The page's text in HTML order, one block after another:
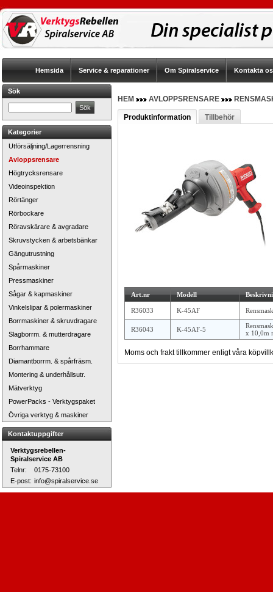
Hemsida Service & reparationer Om Spiralservice Kontakta
Sök
Kategorier
Utförsäljning/Lagerrensning
Avloppsrensare
Högtrycksrensare
Videoinspektion
Rörtänger
Rörbockare
Röravskärare & avgradare
Skruvstycken & arbetsbänkar
Gängutrustning
Spårmaskiner
Pressmaskiner
Sågar & kapmaskiner
Vinkelslipar & polermaskiner
Borrmaskiner & skruvdragare
Slagborrm. & mutterdragare
Borrhammare
Diamantborrm. & spårfräsm.
Montering & underhållsutr.
Mätverktyg
PowerPacks - Verktygspaket
Övriga verktyg & maskiner
Kontaktuppgifter
Verktygsrebellen-
Spiralservice AB
Telnr:
0175-73100
E-post: info@spiralservice.se
HEM AVLOPPSRENSARE
Produktinformation Tillbehör
Art.nr Modell
R36033 K-45AF
R36043 K-45AF-5
x 10,0m
Moms och frakt tillkommer enligt våra